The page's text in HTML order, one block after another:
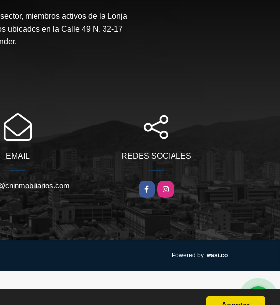
miembros activos de la Lonja
ubicados en la Calle 49 N. 32-17
EMAIL REDES SOCIALES
Facebook
Instagram
Powered by: wasi.co